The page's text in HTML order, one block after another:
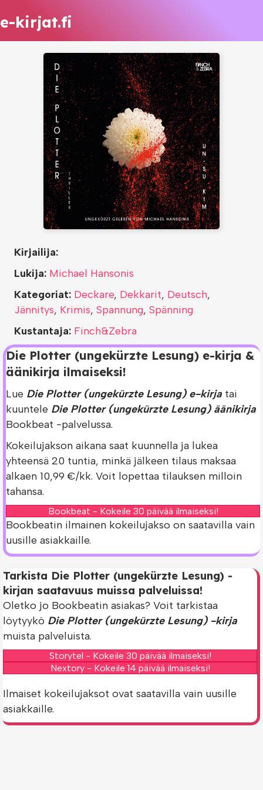
e-kirjat.fi
Die Plotter (ungekürzte Lesung) e-kirja &
äänikirja ilmaiseksi!
Lue Die Plotter (ungekürzte Lesung) e-kirja tai
kuuntele Die Plotter (ungekürzte Lesung) äänikirja
Bookbeat -palvelussa.
Kokeilujakson aikana saat kuunnella ja lukea
yhteensä 20 tuntia, minkä jälkeen tilaus maksaa
alkaen 10,99 €/kk. Voit lopettaa tilauksen milloin
tahansa.
Bookbeat - Kokeile 30 päivää ilmaiseksi!
Bookbeatin ilmainen kokeilujakso on saatavilla vain
uusille asiakkaille.
Kirjailija:
Lukija: Michael Hansonis
Kategoriat: Deckare, Dekkarit, Deutsch,
Jännitys, Krimis, Spannung, Spänning
Kustantaja: Finch&Zebra
Tarkista Die Plotter (ungekürzte Lesung) -
kirjan saatavuus muissa palveluissa!
Oletko jo Bookbeatin asiakas? Voit tarkistaa
löytyykö Die Plotter (ungekürzte Lesung) -kirja
muista palveluista.
Storytel - Kokeile 30 päivää ilmaiseksi!
Nextory - Kokeile 14 päivää ilmaiseksi!
Ilmaiset kokeilujaksot ovat saatavilla vain uusille
asiakkaille.